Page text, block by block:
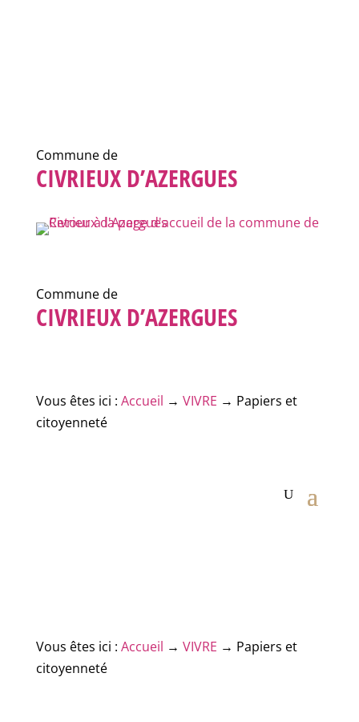
Commune de
CIVRIEUX D’AZERGUES
Commune de
CIVRIEUX D’AZERGUES
Vous êtes ici : Accueil → VIVRE → Papiers et
citoyenneté
Vous êtes ici : Accueil → VIVRE → Papiers et
citoyenneté